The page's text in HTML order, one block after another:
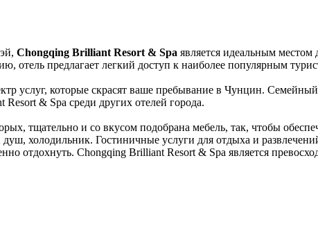
Chongqing Brilliant Resort & Spa является идеальным местом
отель предлагает легкий доступ к наиболее популярным
услуг, которые скрасят ваше пребывание в Чунцин.
& Spa среди других отелей города.
тщательно и со вкусом подобрана мебель, так, чтобы
душ, холодильник. Гостиничные услуги для отдыха и
отдохнуть. Chongqing Brilliant Resort & Spa является